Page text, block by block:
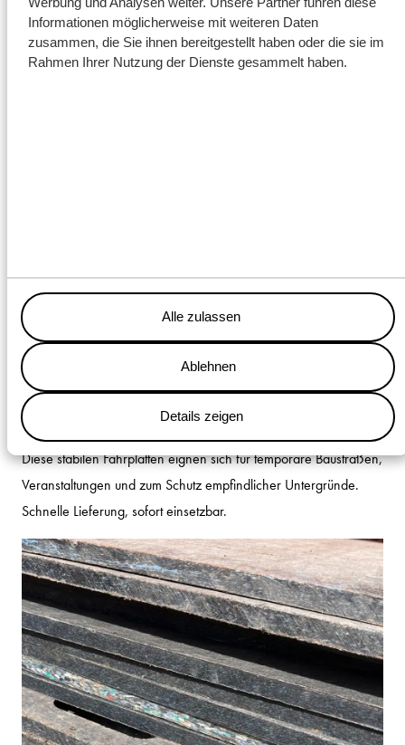
Informationen möglicherweise mit weiteren Daten
zusammen, die Sie ihnen bereitgestellt haben oder die sie im
Rahmen Ihrer Nutzung der Dienste gesammelt haben.
Alle zulassen
Ablehnen
Details zeigen
extrem stabil und lassen sich ohne Sandbett schnell verlegen.
Dank des praktischen Verbindungssystems entsteht ein stabiler
Boden, der nicht verrutscht. Das spart Transportkosten und ist
Stahl-Fahrplatten
Diese stabilen Fahrplatten eignen sich für temporäre Baustraßen,
Veranstaltungen und zum Schutz empfindlicher Untergründe.
Schnelle Lieferung, sofort einsetzbar.